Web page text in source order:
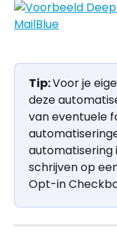
Tip: Voor je
deze
van eventuele
automatisering
schrijven op
Opt-in